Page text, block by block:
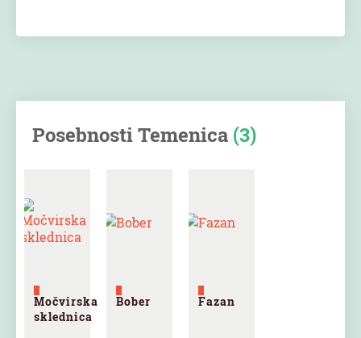
Posebnosti Temenica (3)
Močvirska
sklednica
Bober Fazan